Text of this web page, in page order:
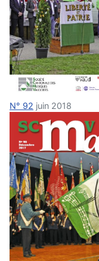
N° 92 juin 2018